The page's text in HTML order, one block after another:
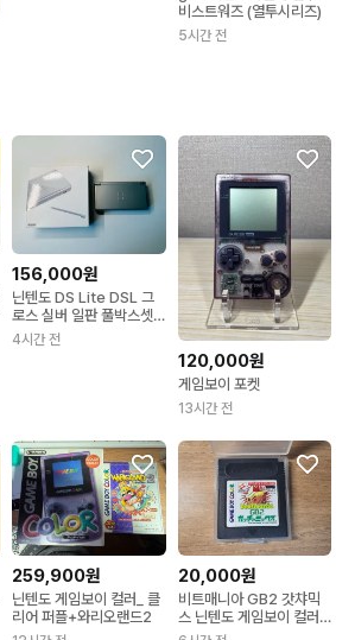
비스트워즈 (열투시리즈)
5시간 전
156,000원
닌텐도 DS Lite DSL 그
로스 실버 일판 풀박스셋
판매 (게임보이)
4시간 전
120,000원
게임보이 포켓
13시간 전
259,900원
닌텐도 게임보이 컬러_ 클
리어 퍼플+와리오랜드2
20,000원
비트매니아 GB2 갓챠믹
스 닌텐도 게임보이 컬러
팩 비마니